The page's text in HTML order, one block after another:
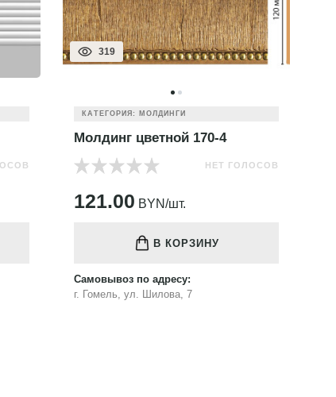
319
КАТЕГОРИЯ: МОЛДИНГИ
Молдинг цветной 170-4
НЕТ ГОЛОСОВ
121.00 BYN/шт.
В КОРЗИНУ
Самовывоз по адресу:
г. Гомель, ул. Шилова, 7